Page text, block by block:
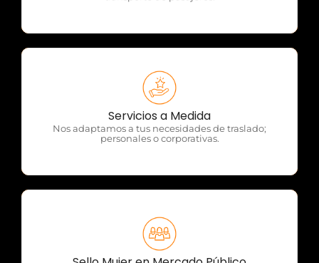
Servicios a Medida
Nos adaptamos a tus necesidades de traslado;
personales o corporativas.
OTP Servicios
OTP Servicios